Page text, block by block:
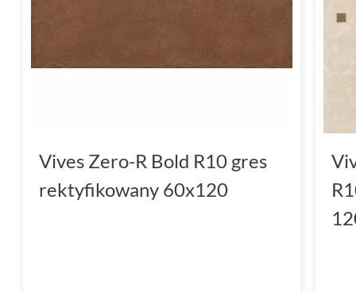
Vives Zero-R Bold R10 gres
rektyfikowany 60x120